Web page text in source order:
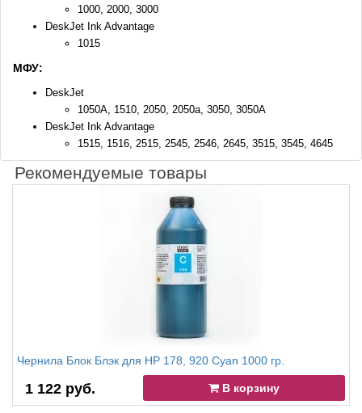
1000, 2000, 3000
DeskJet Ink Advantage
1015
МФУ:
DeskJet
1050A, 1510, 2050, 2050a, 3050, 3050A
DeskJet Ink Advantage
1515, 1516, 2515, 2545, 2546, 2645, 3515, 3545, 4645
Рекомендуемые товары
Чернила Блок Блэк для HP 178, 920 Cyan 1000 гр.
1 122 руб. В корзину